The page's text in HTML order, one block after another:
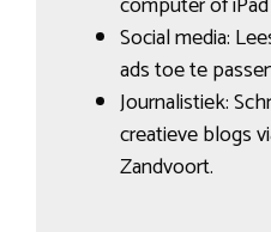
Social media:
ads toe te
Journalistiek:
creatieve blogs
Zandvoort.